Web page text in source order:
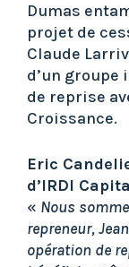
Dumas
projet de
Claude
d’un
de reprise
Croissance.
Eric
d’IRDI
« Nous
repreneur,
opération de